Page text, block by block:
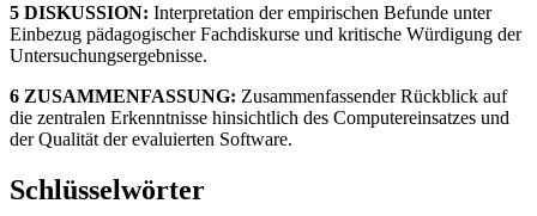
5 DISKUSSION: Interpretation der empirischen Befunde unter
Einbezug pädagogischer Fachdiskurse und kritische Würdigung der
Untersuchungsergebnisse.
6 ZUSAMMENFASSUNG: Zusammenfassender Rückblick auf
die zentralen Erkenntnisse hinsichtlich des Computereinsatzes und
der Qualität der evaluierten Software.
Schlüsselwörter